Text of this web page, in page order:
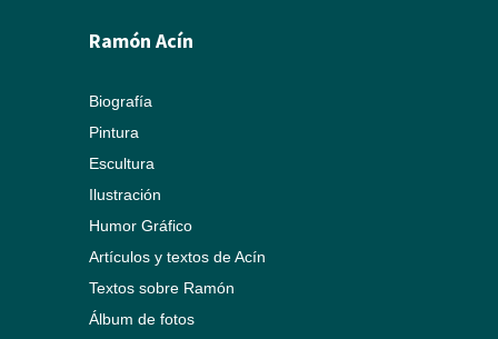
Ramón Acín
Biografía
Pintura
Escultura
Ilustración
Humor Gráfico
Artículos y textos de Acín
Textos sobre Ramón
Álbum de fotos